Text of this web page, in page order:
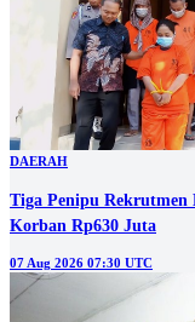
DAERAH
Tiga Penipu
Korban Rp630 Juta
07 Aug 2026 07:30 UTC